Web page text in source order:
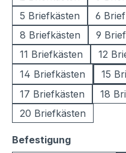
5 Briefkästen
6
8 Briefkästen
9
11 Briefkästen
12
14 Briefkästen
15
17 Briefkästen
18
20 Briefkästen
Befestigungauswählen